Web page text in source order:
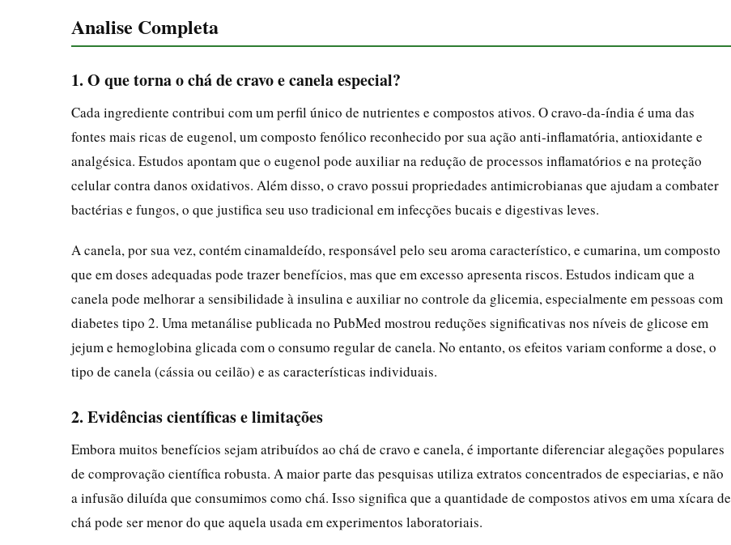
Analise Completa
1. O que torna o chá de cravo e canela especial?
Cada ingrediente contribui com um perfil único de nutrientes e compostos ativos. O cravo‑da‑índia é uma das
fontes mais ricas de eugenol, um composto fenólico reconhecido por sua ação anti‑inflamatória, antioxidante e
analgésica. Estudos apontam que o eugenol pode auxiliar na redução de processos inflamatórios e na proteção
celular contra danos oxidativos. Além disso, o cravo possui propriedades antimicrobianas que ajudam a combater
bactérias e fungos, o que justifica seu uso tradicional em infecções bucais e digestivas leves.
A canela, por sua vez, contém cinamaldeído, responsável pelo seu aroma característico, e cumarina, um composto
que em doses adequadas pode trazer benefícios, mas que em excesso apresenta riscos. Estudos indicam que a
canela pode melhorar a sensibilidade à insulina e auxiliar no controle da glicemia, especialmente em pessoas com
diabetes tipo 2. Uma metanálise publicada no PubMed mostrou reduções significativas nos níveis de glicose em
jejum e hemoglobina glicada com o consumo regular de canela. No entanto, os efeitos variam conforme a dose, o
tipo de canela (cássia ou ceilão) e as características individuais.
2. Evidências científicas e limitações
Embora muitos benefícios sejam atribuídos ao chá de cravo e canela, é importante diferenciar alegações populares
de comprovação científica robusta. A maior parte das pesquisas utiliza extratos concentrados de especiarias, e não
a infusão diluída que consumimos como chá. Isso significa que a quantidade de compostos ativos em uma xícara de
chá pode ser menor do que aquela usada em experimentos laboratoriais.